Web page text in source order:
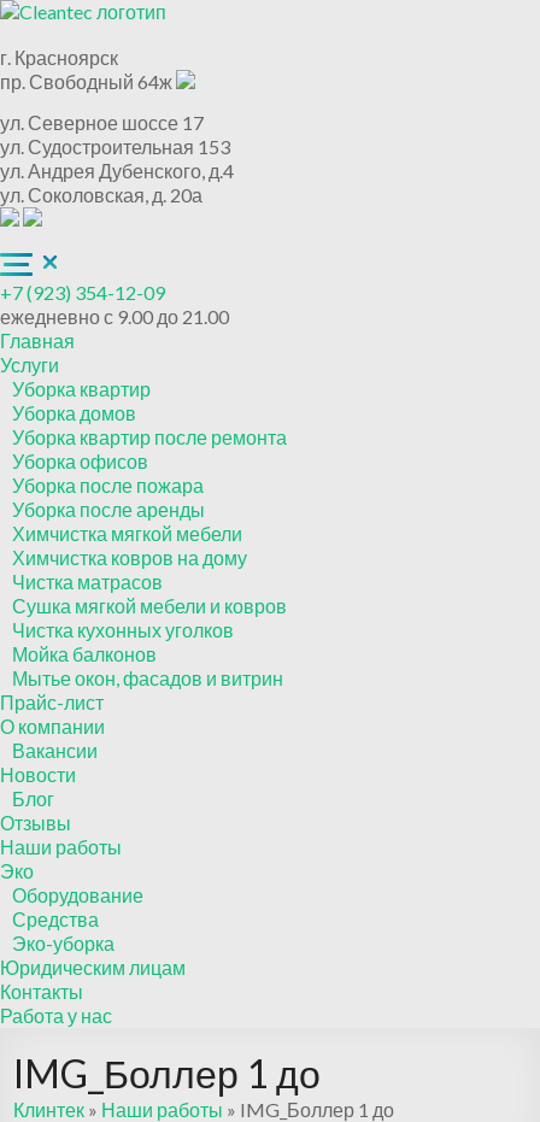
г. Красноярск
пр. Свободный 64ж
ул. Северное шоссе 17
ул. Судостроительная 153
ул. Андрея Дубенского, д.4
ул. Соколовская, д. 20а
+7 (923) 354-12-09
ежедневно с 9.00 до 21.00
Главная
Услуги
Уборка квартир
Уборка домов
Уборка квартир после ремонта
Уборка офисов
Уборка после пожара
Уборка после аренды
Химчистка мягкой мебели
Химчистка ковров на дому
Чистка матрасов
Сушка мягкой мебели и ковров
Чистка кухонных уголков
Мойка балконов
Мытье окон, фасадов и витрин
Прайс-лист
О компании
Вакансии
Новости
Блог
Отзывы
Наши работы
Эко
Оборудование
Средства
Эко-уборка
Юридическим лицам
Контакты
Работа у нас
IMG_Боллер 1 до
Клинтек » Наши работы » IMG_Боллер 1 до